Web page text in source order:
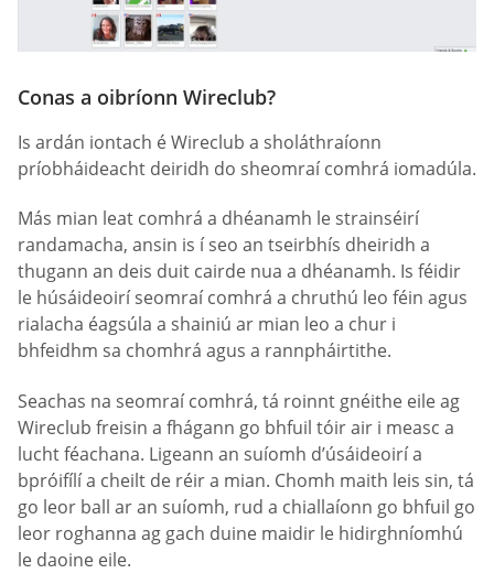
Conas a oibríonn Wireclub?
Is ardán iontach é Wireclub a sholáthraíonn
príobháideacht deiridh do sheomraí comhrá iomadúla.
Más mian leat comhrá a dhéanamh le strainséirí
randamacha, ansin is í seo an tseirbhís dheiridh a
thugann an deis duit cairde nua a dhéanamh. Is féidir
le húsáideoirí seomraí comhrá a chruthú leo féin agus
rialacha éagsúla a shainiú ar mian leo a chur i
bhfeidhm sa chomhrá agus a rannpháirtithe.
Seachas na seomraí comhrá, tá roinnt gnéithe eile ag
Wireclub freisin a fhágann go bhfuil tóir air i measc a
lucht féachana. Ligeann an suíomh d’úsáideoirí a
bpróifílí a cheilt de réir a mian. Chomh maith leis sin, tá
go leor ball ar an suíomh, rud a chiallaíonn go bhfuil go
leor roghanna ag gach duine maidir le hidirghníomhú
le daoine eile.